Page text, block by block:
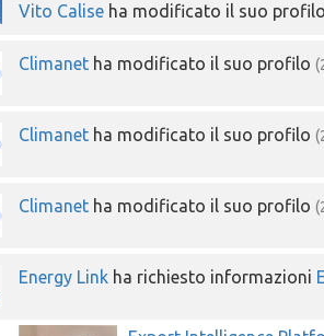
Vito Calise ha modificato il suo profilo
Climanet ha modificato il suo profilo
Climanet ha modificato il suo profilo
Climanet ha modificato il suo profilo
Energy Link ha richiesto informazioni